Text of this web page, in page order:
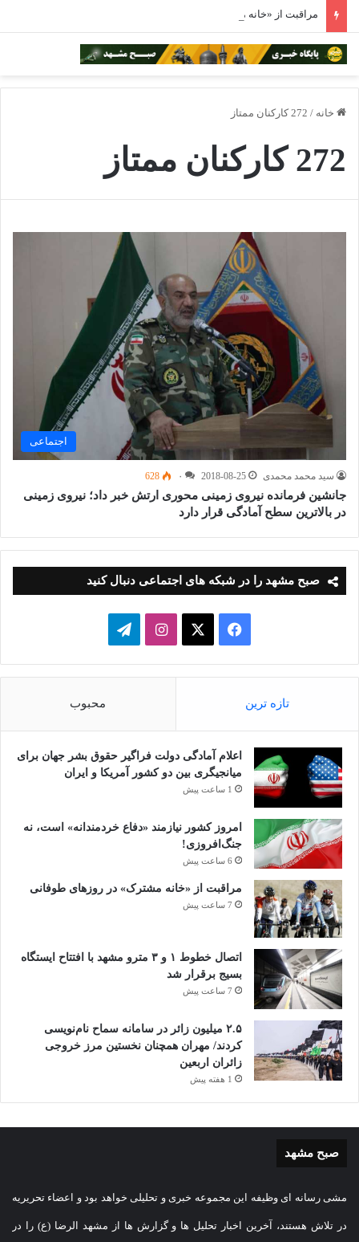
مراقبت از «خانه مشترک» در روزهای طوفانی
خانه / 272 کارکنان ممتاز
272 کارکنان ممتاز
اجتماعی
سید محمد محمدی 2018-08-25 ۰ 628
جانشین فرمانده نیروی زمینی محوری ارتش خبر داد؛ نیروی زمینی
در بالاترین سطح آمادگی قرار دارد
صبح مشهد را در شبکه های اجتماعی دنبال کنید
فیسبوک ایکساینستاگرامتلگرام
تازه ترین محبوب
اعلام آمادگی دولت فراگیر حقوق بشر جهان برای
میانجیگری بین دو کشور آمریکا و ایران
1 ساعت پیش
امروز کشور نیازمند «دفاع خردمندانه» است، نه
جنگ‌افروزی!
6 ساعت پیش
مراقبت از «خانه مشترک» در روزهای طوفانی
7 ساعت پیش
اتصال خطوط ۱ و ۳ مترو مشهد با افتتاح ایستگاه
بسیج برقرار شد
7 ساعت پیش
۲.۵ میلیون زائر در سامانه سماح نام‌نویسی
کردند/ مهران همچنان نخستین مرز خروجی
زائران اربعین
1 هفته پیش
صبح مشهد
مشی رسانه ای وظیفه این مجموعه خبری و تحلیلی خواهد بود و اعضاء تحریریه
در تلاش هستند، آخرین اخبار تحلیل ها و گزارش ها از مشهد الرضا (ع) را در